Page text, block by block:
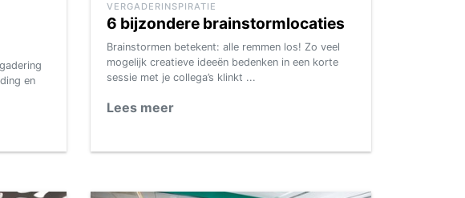
en
VERGADERINSPIRATIE
6 bijzondere brainstormlocaties
Brainstormen betekent: alle remmen los! Zo veel
mogelijk creatieve ideeën bedenken in een korte
sessie met je collega’s klinkt ...
Lees meer